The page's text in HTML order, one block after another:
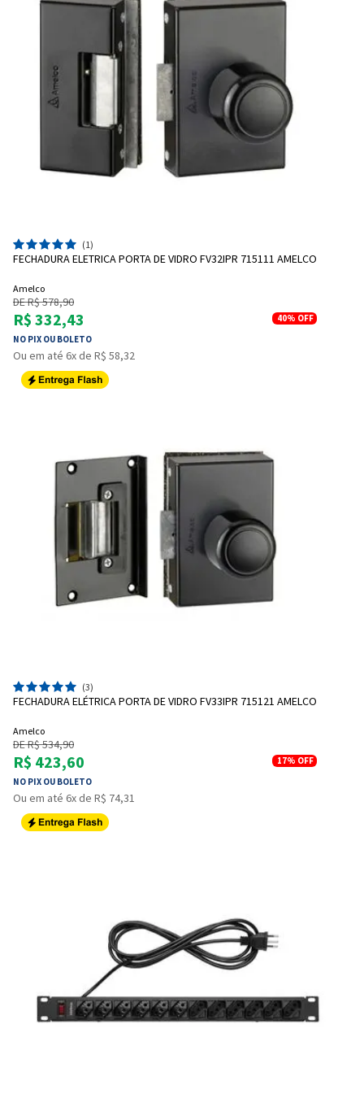
(1)
FECHADURA ELETRICA PORTA DE VIDRO FV32IPR 715111 AMELCO
Amelco
DE R$ 578,90
R$ 332,43
NO PIX OU BOLETO
40% OFF
Ou em até 6x de R$ 58,32
(3)
FECHADURA ELÉTRICA PORTA DE VIDRO FV33IPR 715121 AMELCO
Amelco
DE R$ 534,90
R$ 423,60
NO PIX OU BOLETO
17% OFF
Ou em até 6x de R$ 74,31